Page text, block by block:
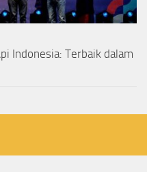
Indonesia: Terbaik dalam